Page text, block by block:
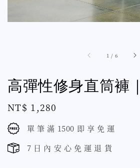
1 / 6
高彈性修身直筒褲
Regular
price
NT$ 1,280
單 筆 滿 1500 即 享 免 運
7 日 內 安 心 免 運 退 貨